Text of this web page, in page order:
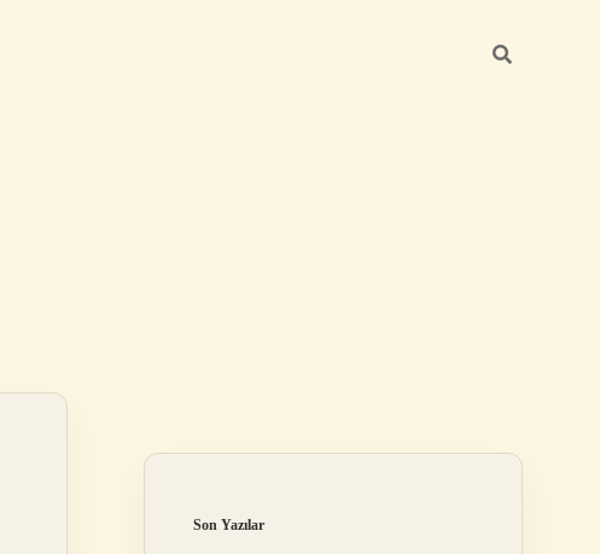
Son Yazılar